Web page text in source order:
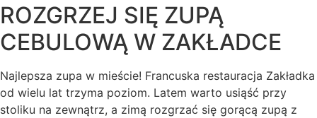
ROZGRZEJ SIĘ ZUPĄ
CEBULOWĄ W ZAKŁADCE
Najlepsza zupa w mieście! Francuska restauracja Zakładka
od wielu lat trzyma poziom. Latem warto usiąść przy
stoliku na zewnątrz, a zimą rozgrzać się gorącą zupą z